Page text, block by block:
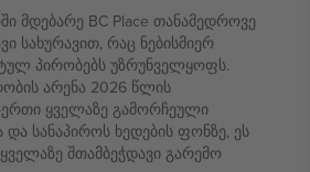
მდებარე BC Place თანამედროვე
სახურავით, რაც ნებისმიერ
პირობებს უზრუნველყოფს.
არენა 2026 წლის
ერთი ყველაზე გამორჩეული
სანაპიროს ხედების ფონზე, ეს
შთამბეჭდავი გარემო